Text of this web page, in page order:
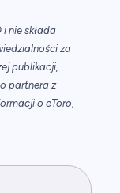
nie składa
za
publikacji,
partnera z
o eToro,